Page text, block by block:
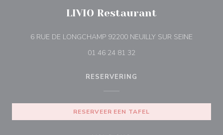
LIVIO Restaurant
6 RUE DE LONGCHAMP 92200 NEUILLY SUR SEINE
01 46 24 81 32
RESERVERING
RESERVEER EEN TAFEL